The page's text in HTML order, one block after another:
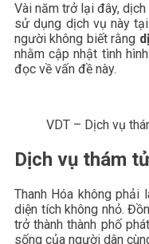
Vài năm trở lại đây,
sử dụng dịch vụ này
người không biết rằng
nhằm cập nhật tình
đọc về vấn đề này.
VDT – Dịch vụ
Dịch vụ thám
Thanh Hóa không phải
diện tích không nhỏ.
trở thành thành phố
sống của người dân